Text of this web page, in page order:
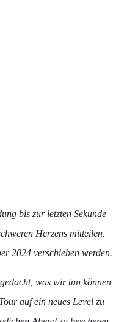
bis zur letzten Sekunde
Herzens mitteilen,
2024 verschieben werden.
was wir tun können
auf ein neues Level zu